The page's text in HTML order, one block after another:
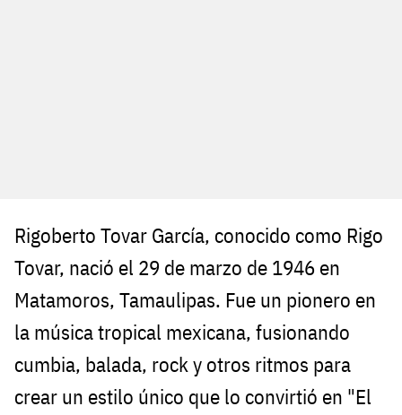
Rigoberto Tovar García, conocido como Rigo
Tovar, nació el 29 de marzo de 1946 en
Matamoros, Tamaulipas. Fue un pionero en
la música tropical mexicana, fusionando
cumbia, balada, rock y otros ritmos para
crear un estilo único que lo convirtió en "El